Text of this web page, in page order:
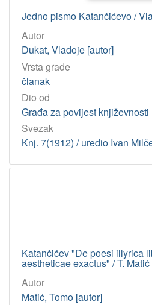
1996
1977
1945
1943
1818
1849
Jedno pismo Katančićevo /
Autor
Dukat, Vladoje [autor]
Vrsta građe
članak
Dio od
Građa za povijest književnosti
Svezak
Knj. 7(1912) / uredio Ivan
Katančićev "De poesi illyrica
aestheticae exactus" / T. Matić
Autor
Matić, Tomo [autor]